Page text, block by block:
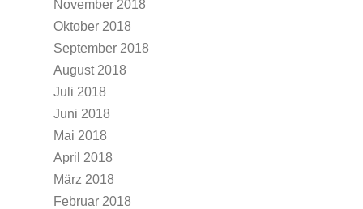
November 2018
Oktober 2018
September 2018
August 2018
Juli 2018
Juni 2018
Mai 2018
April 2018
März 2018
Februar 2018